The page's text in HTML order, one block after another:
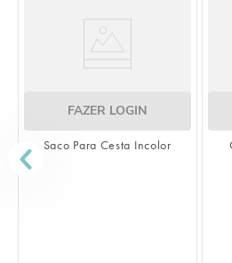
Incolor
FAZER LOGIN
Cone Festa Liso Incolor